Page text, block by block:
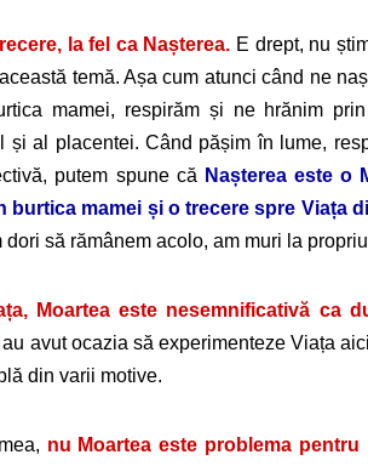
la fel ca Nașterea. E drept, nu
temă. Așa cum atunci când ne
mamei, respirăm și ne hrănim
și al placentei. Când pășim în lume,
putem spune că Nașterea este o
burtica mamei și o trecere spre Viața
dori să rămânem acolo, am muri la
Moartea este nesemnificativă ca
avut ocazia să experimenteze Viața
din varii motive.
nu Moartea este problema